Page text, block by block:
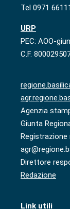
Tel 0971
URP
PEC: AOO-
C.F.
Agenzia
Giunta
Registrazione
Direttore
Redazione
Link utili